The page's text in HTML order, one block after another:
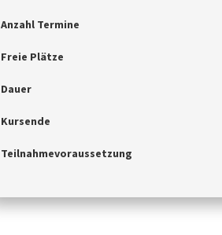
Anzahl Termine
Freie Plätze
Dauer
Kursende
Teilnahmevoraussetzung